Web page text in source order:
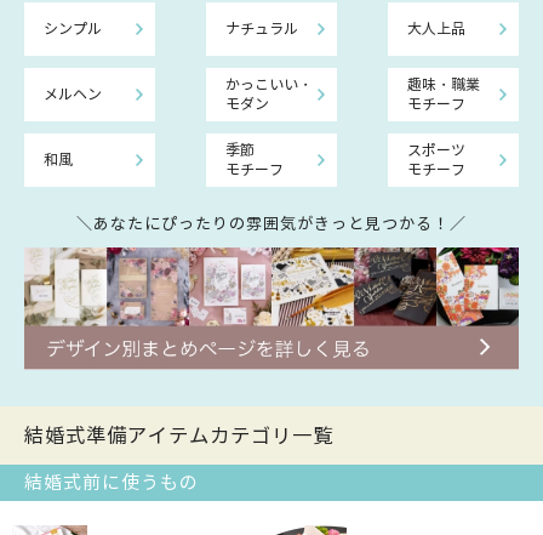
シンプル ナチュラル 大人上品
メルヘン
かっこいい・
モダン
趣味・職業
モチーフ
和風
季節
モチーフ
スポーツ
モチーフ
＼あなたにぴったりの雰囲気がきっと見つかる！／
結婚式準備アイテムカテゴリ一覧
結婚式前に使うもの